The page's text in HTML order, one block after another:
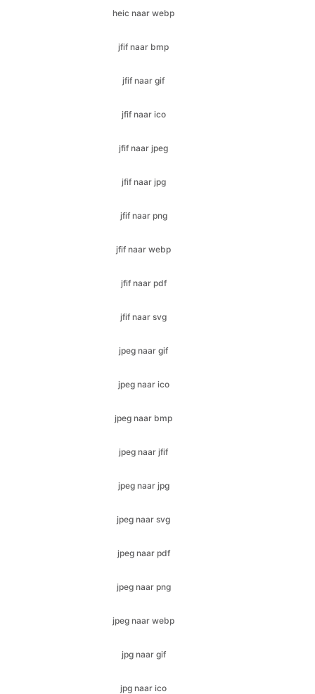
jfif naar gif
jfif naar ico
jfif naar jpeg
jfif naar jpg
jfif naar png
jfif naar webp
jfif naar pdf
jfif naar svg
jpeg naar gif
jpeg naar ico
jpeg naar bmp
jpeg naar jfif
jpeg naar jpg
jpeg naar svg
jpeg naar pdf
jpeg naar png
jpeg naar webp
jpg naar gif
jpg naar ico
jpg naar jfif